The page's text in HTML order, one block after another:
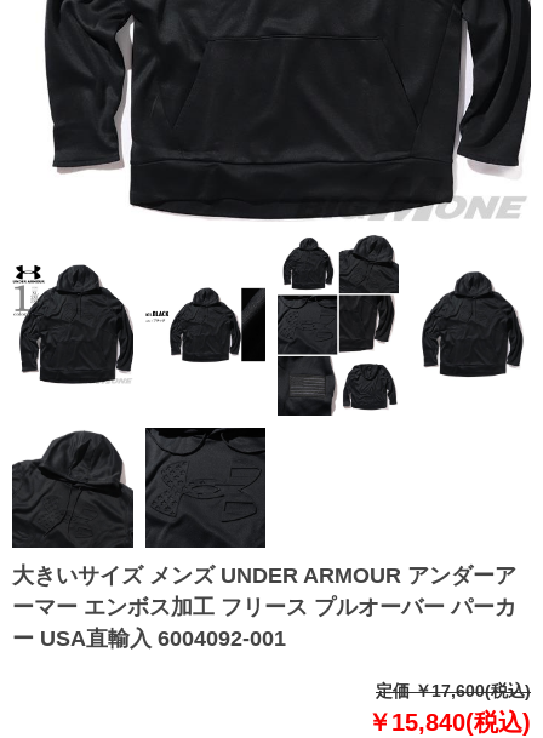
大きいサイズ メンズ UNDER ARMOUR アンダーア
ーマー エンボス加工 フリース プルオーバー パーカ
ー USA直輸入 6004092-001
定価 ￥17,600(税込)
￥15,840(税込)